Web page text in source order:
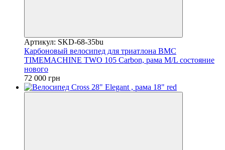
Артикул: SKD-68-35bu
Карбоновый велосипед для триатлона BMC
TIMEMACHINE TWO 105 Carbon, рама M/L состояние
нового
72 000 грн